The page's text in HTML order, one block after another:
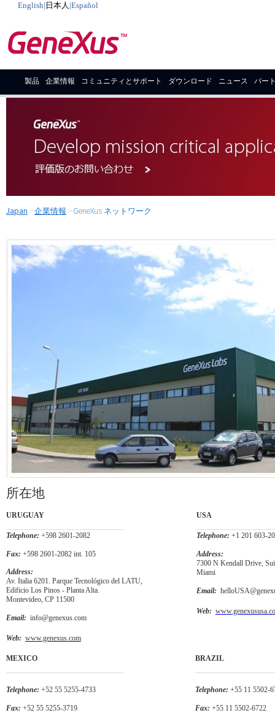
English| 日本人 |Español
製品 企業情報 コミュニティとサポート ダウンロード ニュース パー
Japan >企業情報 > GeneXus ネットワーク
所在地
URUGUAY USA
Telephone: +598 2601-2082
Fax: +598 2601-2082 int. 105
Address:
Av. Italia 6201. Parque Tecnológico del LATU,
Edificio Los Pinos - Planta Alta.
Montevideo, CP 11500
Email: info@genexus.com
Web: www.genexus.com
Telephone: +1 201 603-
Address:
7300 N Kendall Drive,
Miami
Email:
Web:
MEXICO BRAZIL
Telephone: +52 55 5255-4733
Fax: +52 55 5255-3719
Telephone: +55 11 5502-
Fax: +55 11 5502-6722